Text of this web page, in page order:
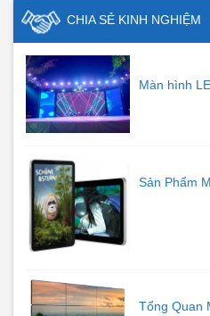
CHIA SẺ KINH NGHIỆM
Màn hình
Sản Phẩm
Tổng Quan